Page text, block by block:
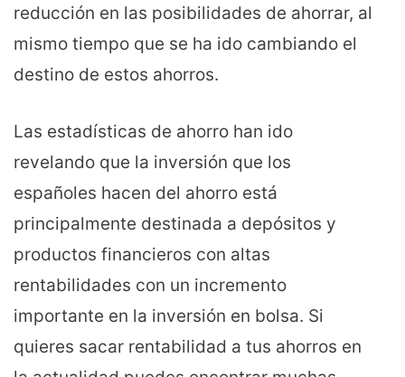
reducción en las posibilidades de ahorrar, al
mismo tiempo que se ha ido cambiando el
destino de estos ahorros.
Las estadísticas de ahorro han ido
revelando que la inversión que los
españoles hacen del ahorro está
principalmente destinada a depósitos y
productos financieros con altas
rentabilidades con un incremento
importante en la inversión en bolsa. Si
quieres sacar rentabilidad a tus ahorros en